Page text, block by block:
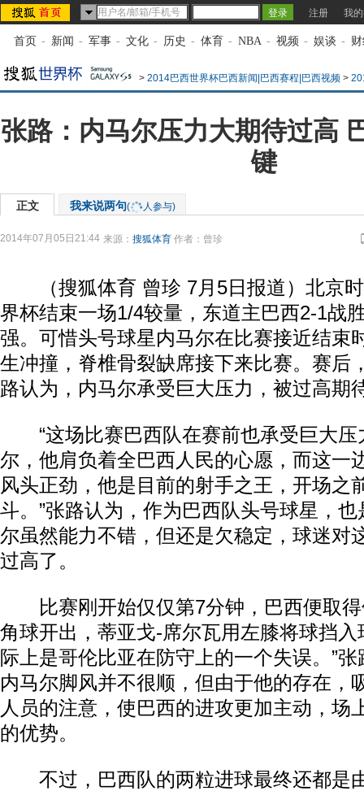
注册 我
首页 - 新闻 - 军事 - 文化 - 历史 - 体育 - NBA - 视频 - 娱谈 -
> 2014巴西世界杯巴西新闻|巴西赛程|巴西视频 >
张路：内马尔压力大期待过高
键
正文 我来说两句( 人参与)
2014年07月05日21:44 来源： 搜狐体育 作者：曾珍
（搜狐体育 曾珍 7月5日报道）北京时
界杯结束一场1/4较量，东道主巴西2-1战
强。可惜头号球星内马尔在比赛接近结束
生冲撞，脊椎骨裂缺席接下来比赛。赛后
路认为，内马尔承受巨大压力，被过高期
“这场比赛巴西队在赛前也承受巨大压
尔，他肩负着全巴西人民的心愿，而这一
风头正劲，他是目前的射手之王，开场之
斗。”张路认为，作为巴西队头号球星，
尔虽然能力不错，但还是欠稳定，球迷对
过高了。
比赛刚开始仅仅第7分钟，巴西便取得
角球开出，蒂亚戈-席尔瓦用左膝将球挡入
际上是哥伦比亚在防守上的一个失误。”
内马尔脚风并不很顺，但由于他的存在，
人员的注意，使巴西的进攻更加主动，场
的优势。
不过，巴西队的两粒进球最终还都是